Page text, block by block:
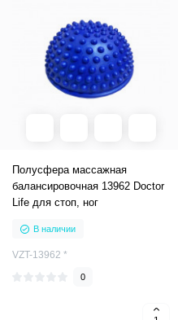
Полусфера массажная
балансировочная 13962 Doctor
Life для стоп, ног
В наличии
VZT-13962 *
0